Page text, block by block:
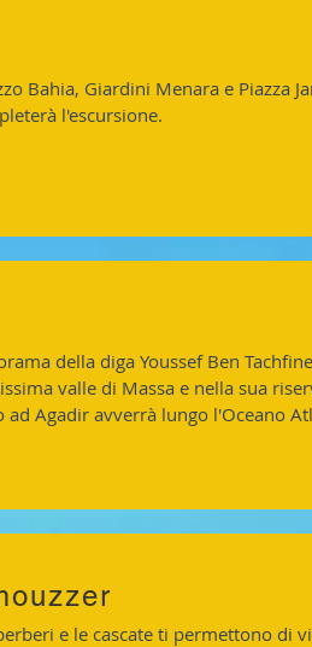
Bahia, Giardini Menara e Piazza
l'escursione.
della diga Youssef Ben
valle di Massa e nella sua
Agadir avverrà lungo l'Oceano
e le cascate ti permettono di